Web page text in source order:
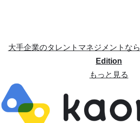
大手企業のタレントマネジメントなら
Edition
もっと見る